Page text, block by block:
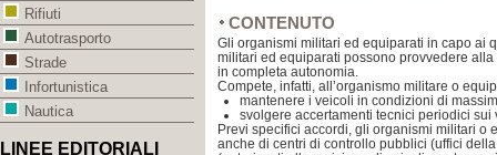
CONTENUTO
Gli organismi militari ed equiparati in capo ai
militari ed equiparati possono provvedere
in completa autonomia.
Compete, infatti, all’organismo militare o
mantenere i veicoli in condizioni di
svolgere accertamenti tecnici periodici sui
Previ specifici accordi, gli organismi militari o
anche di centri di controllo pubblici (uffici
Rifiuti
Autotrasporto
Strade
Infortunistica
Nautica
LINEE EDITORIALI